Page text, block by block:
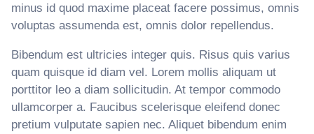
minus id quod maxime placeat facere possimus, omnis
voluptas assumenda est, omnis dolor repellendus.
Bibendum est ultricies integer quis. Risus quis varius
quam quisque id diam vel. Lorem mollis aliquam ut
porttitor leo a diam sollicitudin. At tempor commodo
ullamcorper a. Faucibus scelerisque eleifend donec
pretium vulputate sapien nec. Aliquet bibendum enim